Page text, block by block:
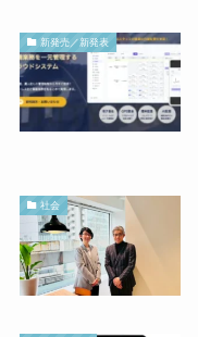
新発売／新発表
社会